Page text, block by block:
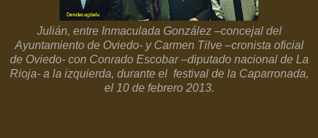
Julián, entre Inmaculada González –concejal del
Ayuntamiento de Oviedo- y Carmen Tilve –cronista oficial
de Oviedo- con Conrado Escobar –diputado nacional de La
Rioja- a la izquierda, durante el festival de la Caparronada,
el 10 de febrero 2013.